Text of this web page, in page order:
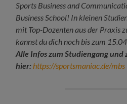
Sports Business and
Business School! In kleinen
mit Top-Dozenten aus der Praxis
kannst du dich noch bis zum
Alle Infos zum Studiengang und
hier: https://sportsmaniac.de/mbs